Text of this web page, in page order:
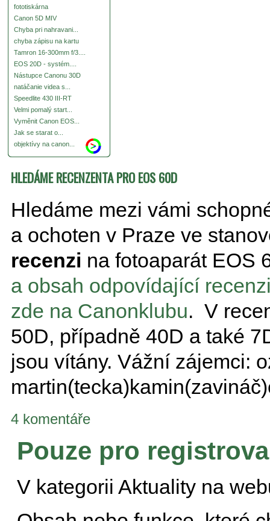
fototiskárna
Canon 5D MIV
Chyba pri nahravani...
chyba zápisu na kartu
Tamron 16-300mm f/3....
EOS 20D - systém....
Nástupce Canonu 30D
natáčanie videa s...
Speedlite 430 III-RT
Velmi pomalý start...
Vyměnit Canon EOS...
Jak se starat o...
objektívy na canon...
HLEDÁME RECENZENTA PRO EOS 60D
Hledáme mezi vámi
a ochoten v Praze ve
recenzi na fotoaparát EOS
a obsah odpovídající
zde na Canonklubu. V
50D, případně 40D a také
jsou vítány. Vážní zájemci:
4 komentáře
Pouze pro
V kategorii Aktuality na